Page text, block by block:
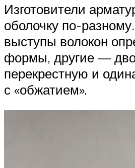
Изготовители
оболочку по-
выступы волокон
формы, другие —
перекрестную и
с «обжатием».